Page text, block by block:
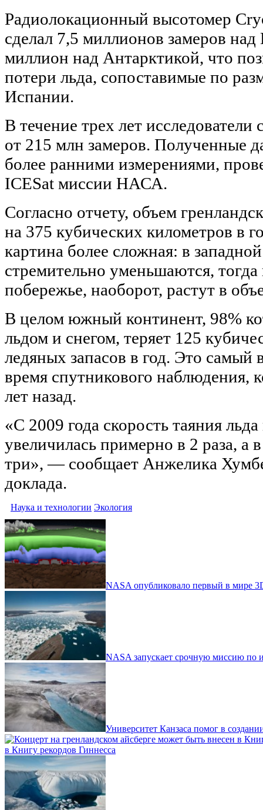
Радиолокационный высотомер
сделал 7,5 миллионов замеров
миллион над Антарктикой, что
потери льда, сопоставимые по
Испании.
В течение трех лет
от 215 млн замеров. Полученные
более ранними измерениями,
ICESat миссии НАСА.
Согласно отчету, объем
на 375 кубических километров в
картина более сложная: в
стремительно уменьшаются,
побережье, наоборот, растут в
В целом южный континент, 98%
льдом и снегом, теряет 125
ледяных запасов в год. Это самый
время спутникового наблюдения,
лет назад.
«С 2009 года скорость таяния
увеличилась примерно в 2 раза, а
три», — сообщает Анжелика
доклада.
Наука и технологии Экология
NASA опубликовало первый в мире
NASA запускает срочную миссию по
Университет Канзаса помог в
в Книгу рекордов Гиннесса